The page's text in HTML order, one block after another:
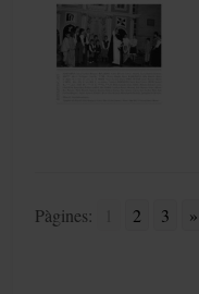
Pàgines: 2 3 »